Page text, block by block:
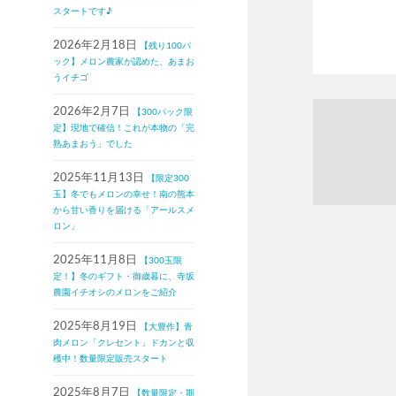
スタートです♪
2026年2月18日
【残り100パ
ック】メロン農家が認めた、あまお
うイチゴ
2026年2月7日
【300パック限
定】現地で確信！これが本物の「完
熟あまおう」でした
2025年11月13日
【限定300
玉】冬でもメロンの幸せ！南の熊本
から甘い香りを届ける「アールスメ
ロン」
2025年11月8日
【300玉限
定！】冬のギフト・御歳暮に、寺坂
農園イチオシのメロンをご紹介
2025年8月19日
【大豊作】青
肉メロン「クレセント」ドカンと収
穫中！数量限定販売スタート
2025年8月7日 【数量限定・期